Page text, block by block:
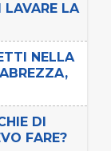
LAVARE LA
NELLA
DI
FARE?